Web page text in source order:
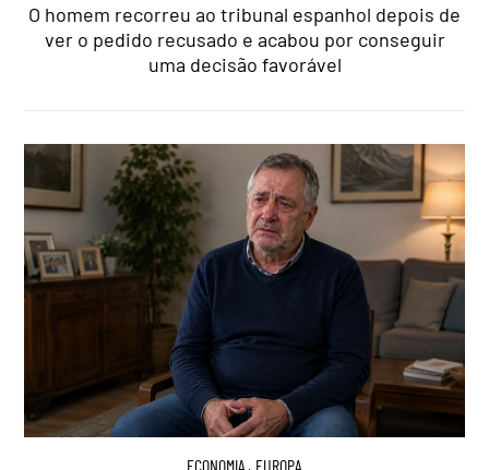
O homem recorreu ao tribunal espanhol depois de
ver o pedido recusado e acabou por conseguir
uma decisão favorável
ECONOMIA , EUROPA